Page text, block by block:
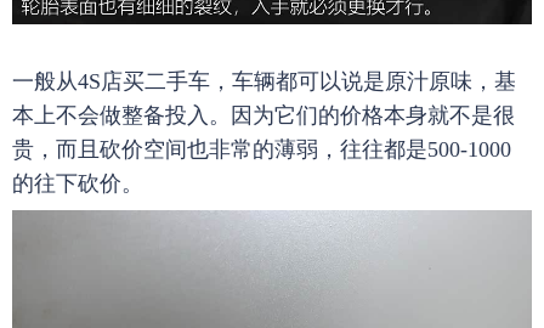
一般从4S店买二手车，车辆都可以说是原汁原味，基
本上不会做整备投入。因为它们的价格本身就不是很
贵，而且砍价空间也非常的薄弱，往往都是500-1000
的往下砍价。